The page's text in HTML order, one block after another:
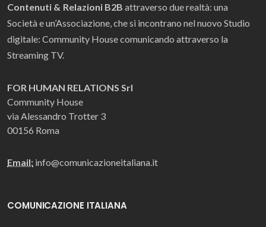
Contenuti & Relazioni B2B attraverso due realtà: una
Società e un’Associazione, che si incontrano nel nuovo Studio
digitale: Community House comunicando attraverso la
Streaming TV.
FOR HUMAN RELATIONS Srl
Community House
via Alessandro Trotter 3
00156 Roma
Email: info@comunicazioneitaliana.it
COMUNICAZIONE ITALIANA